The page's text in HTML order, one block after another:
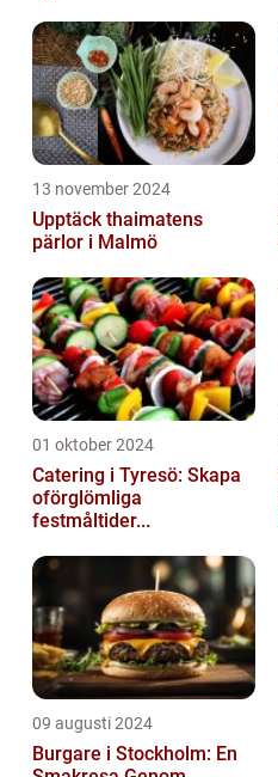
13 november 2024
Upptäck thaimatens
pärlor i Malmö
01 oktober 2024
Catering i Tyresö: Skapa
oförglömliga
festmåltider...
09 augusti 2024
Burgare i Stockholm: En